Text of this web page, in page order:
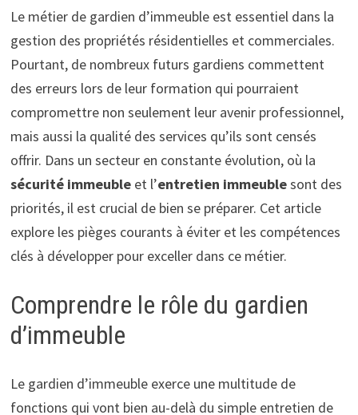
Le métier de gardien d’immeuble est essentiel dans la
gestion des propriétés résidentielles et commerciales.
Pourtant, de nombreux futurs gardiens commettent
des erreurs lors de leur formation qui pourraient
compromettre non seulement leur avenir professionnel,
mais aussi la qualité des services qu’ils sont censés
offrir. Dans un secteur en constante évolution, où la
sécurité immeubleet l’entretien immeublesont des
priorités, il est crucial de bien se préparer. Cet article
explore les pièges courants à éviter et les compétences
clés à développer pour exceller dans ce métier.
Comprendre le rôle du gardien
d’immeuble
Le gardien d’immeuble exerce une multitude de
fonctions qui vont bien au-delà du simple entretien de